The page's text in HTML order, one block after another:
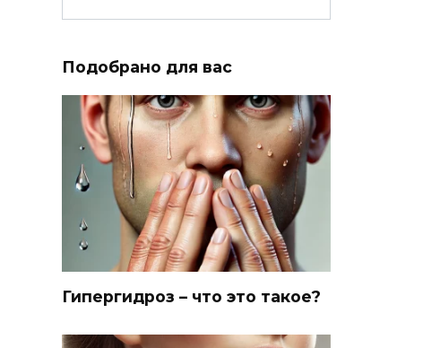
Подобрано для вас
Гипергидроз – что это такое?